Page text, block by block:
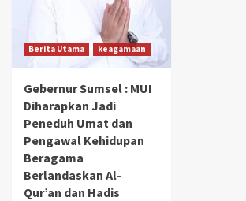
Berita Utama keagamaan
Gebernur Sumsel : MUI
Diharapkan Jadi
Peneduh Umat dan
Pengawal Kehidupan
Beragama
Berlandaskan Al-
Qur’an dan Hadis